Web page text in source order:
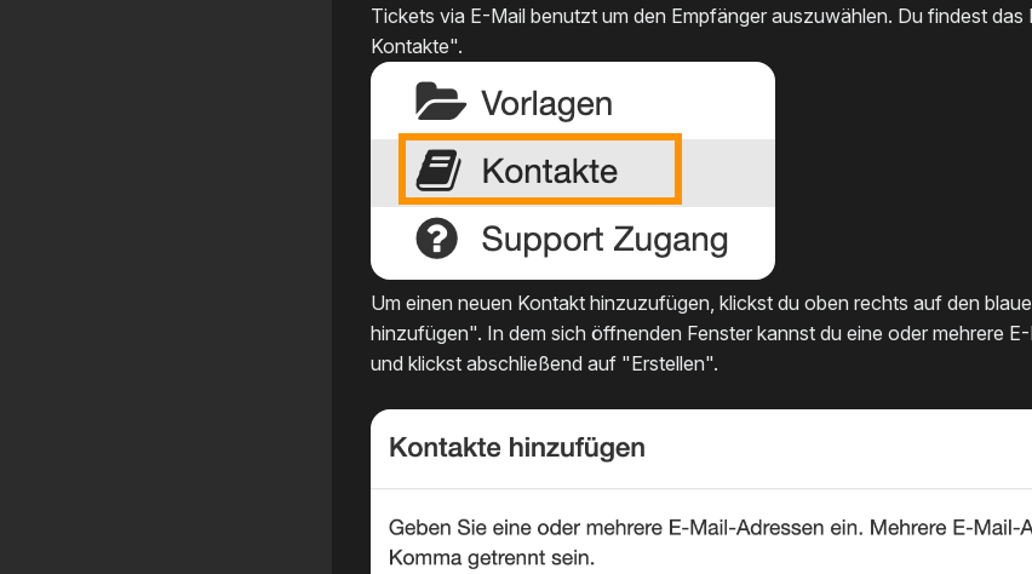
Tickets via E-Mail benutzt um den Empfänger auszuwählen. Du findest
Kontakte".
Um einen neuen Kontakt hinzuzufügen, klickst du oben rechts auf den
hinzufügen". In dem sich öffnenden Fenster kannst du eine oder mehrere
und klickst abschließend auf "Erstellen".